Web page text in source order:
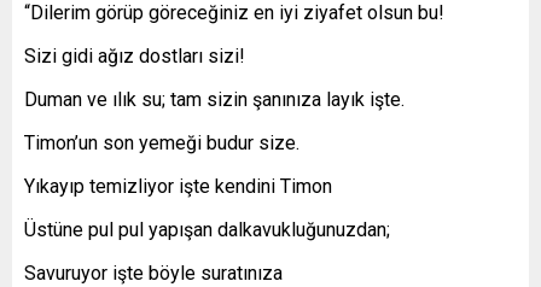
“Dilerim görüp göreceğiniz en iyi ziyafet olsun bu!
Sizi gidi ağız dostları sizi!
Duman ve ılık su; tam sizin şanınıza layık işte.
Timon’un son yemeği budur size.
Yıkayıp temizliyor işte kendini Timon
Üstüne pul pul yapışan dalkavukluğunuzdan;
Savuruyor işte böyle suratınıza